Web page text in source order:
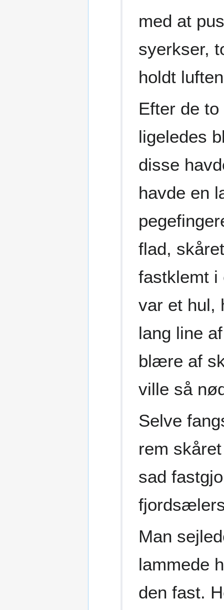
med at
syerkser,
holdt
Efter de
ligeledes
disse
havde en
flad,
fastklemt i
var et hul,
lang line
blære af
ville så
Selve
rem
sad
Man
lammede
den fast.